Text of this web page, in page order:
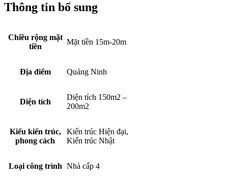
Thông tin bổ sung
Chiều rộng mặt
tiền
Mặt tiền 15m-20m
Địa điểm Quảng Ninh
Diện tích
Diện tích 150m2 –
200m2
Kiểu kiến trúc,
phong cách
Kiến trúc Hiện đại,
Kiến trúc Nhật
Loại công trình Nhà cấp 4